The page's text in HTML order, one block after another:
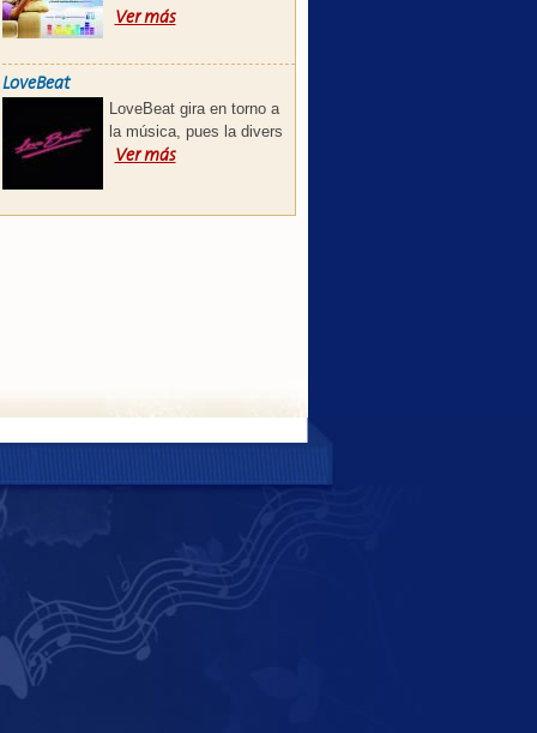
Ver más
LoveBeat
LoveBeat gira en torno a
la música, pues la divers
Ver más